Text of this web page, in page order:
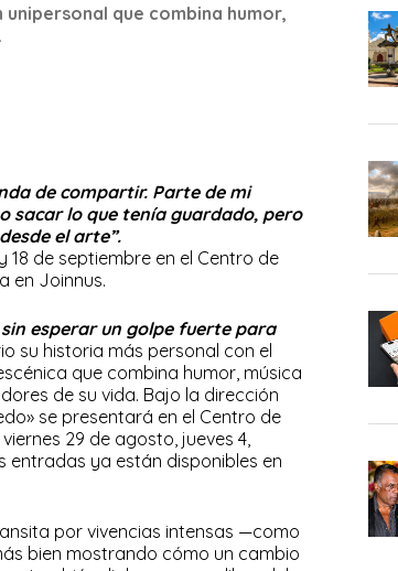
que combina humor,
de compartir. Parte de mi
sacar lo que tenía guardado, pero
el arte”.
18 de septiembre en el Centro de
en Joinnus.
esperar un golpe fuerte para
su historia más personal con el
que combina humor, música
de su vida. Bajo la dirección
se presentará en el Centro de
29 de agosto, jueves 4,
entradas ya están disponibles en
por vivencias intensas —como
bien mostrando cómo un cambio